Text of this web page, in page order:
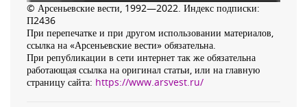
© Арсеньевские вести, 1992—2022. Индекс подписки:
П2436
При перепечатке и при другом использовании материалов,
ссылка на «Арсеньевские вести» обязательна.
При републикации в сети интернет так же обязательна
работающая ссылка на оригинал статьи, или на главную
страницу сайта: https://www.arsvest.ru/